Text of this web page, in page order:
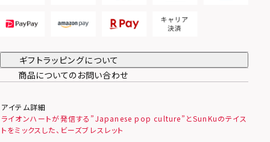
ギフトラッピングについて
商品についてのお問い合わせ
アイテム詳細
ライオンハートが発信する”Japanese pop culture”とSunKuのテイス
トをミックスした、ビーズブレスレット